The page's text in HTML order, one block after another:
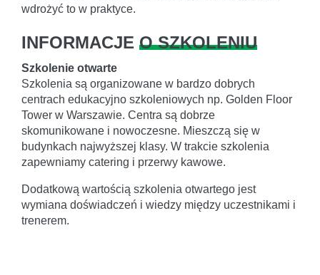
wdrożyć to w praktyce.
INFORMACJE O SZKOLENIU
Szkolenie otwarte
Szkolenia są organizowane w bardzo dobrych
centrach edukacyjno szkoleniowych np. Golden Floor
Tower w Warszawie. Centra są dobrze
skomunikowane i nowoczesne. Mieszczą się w
budynkach najwyższej klasy. W trakcie szkolenia
zapewniamy catering i przerwy kawowe.
Dodatkową wartością szkolenia otwartego jest
wymiana doświadczeń i wiedzy między uczestnikami i
trenerem.